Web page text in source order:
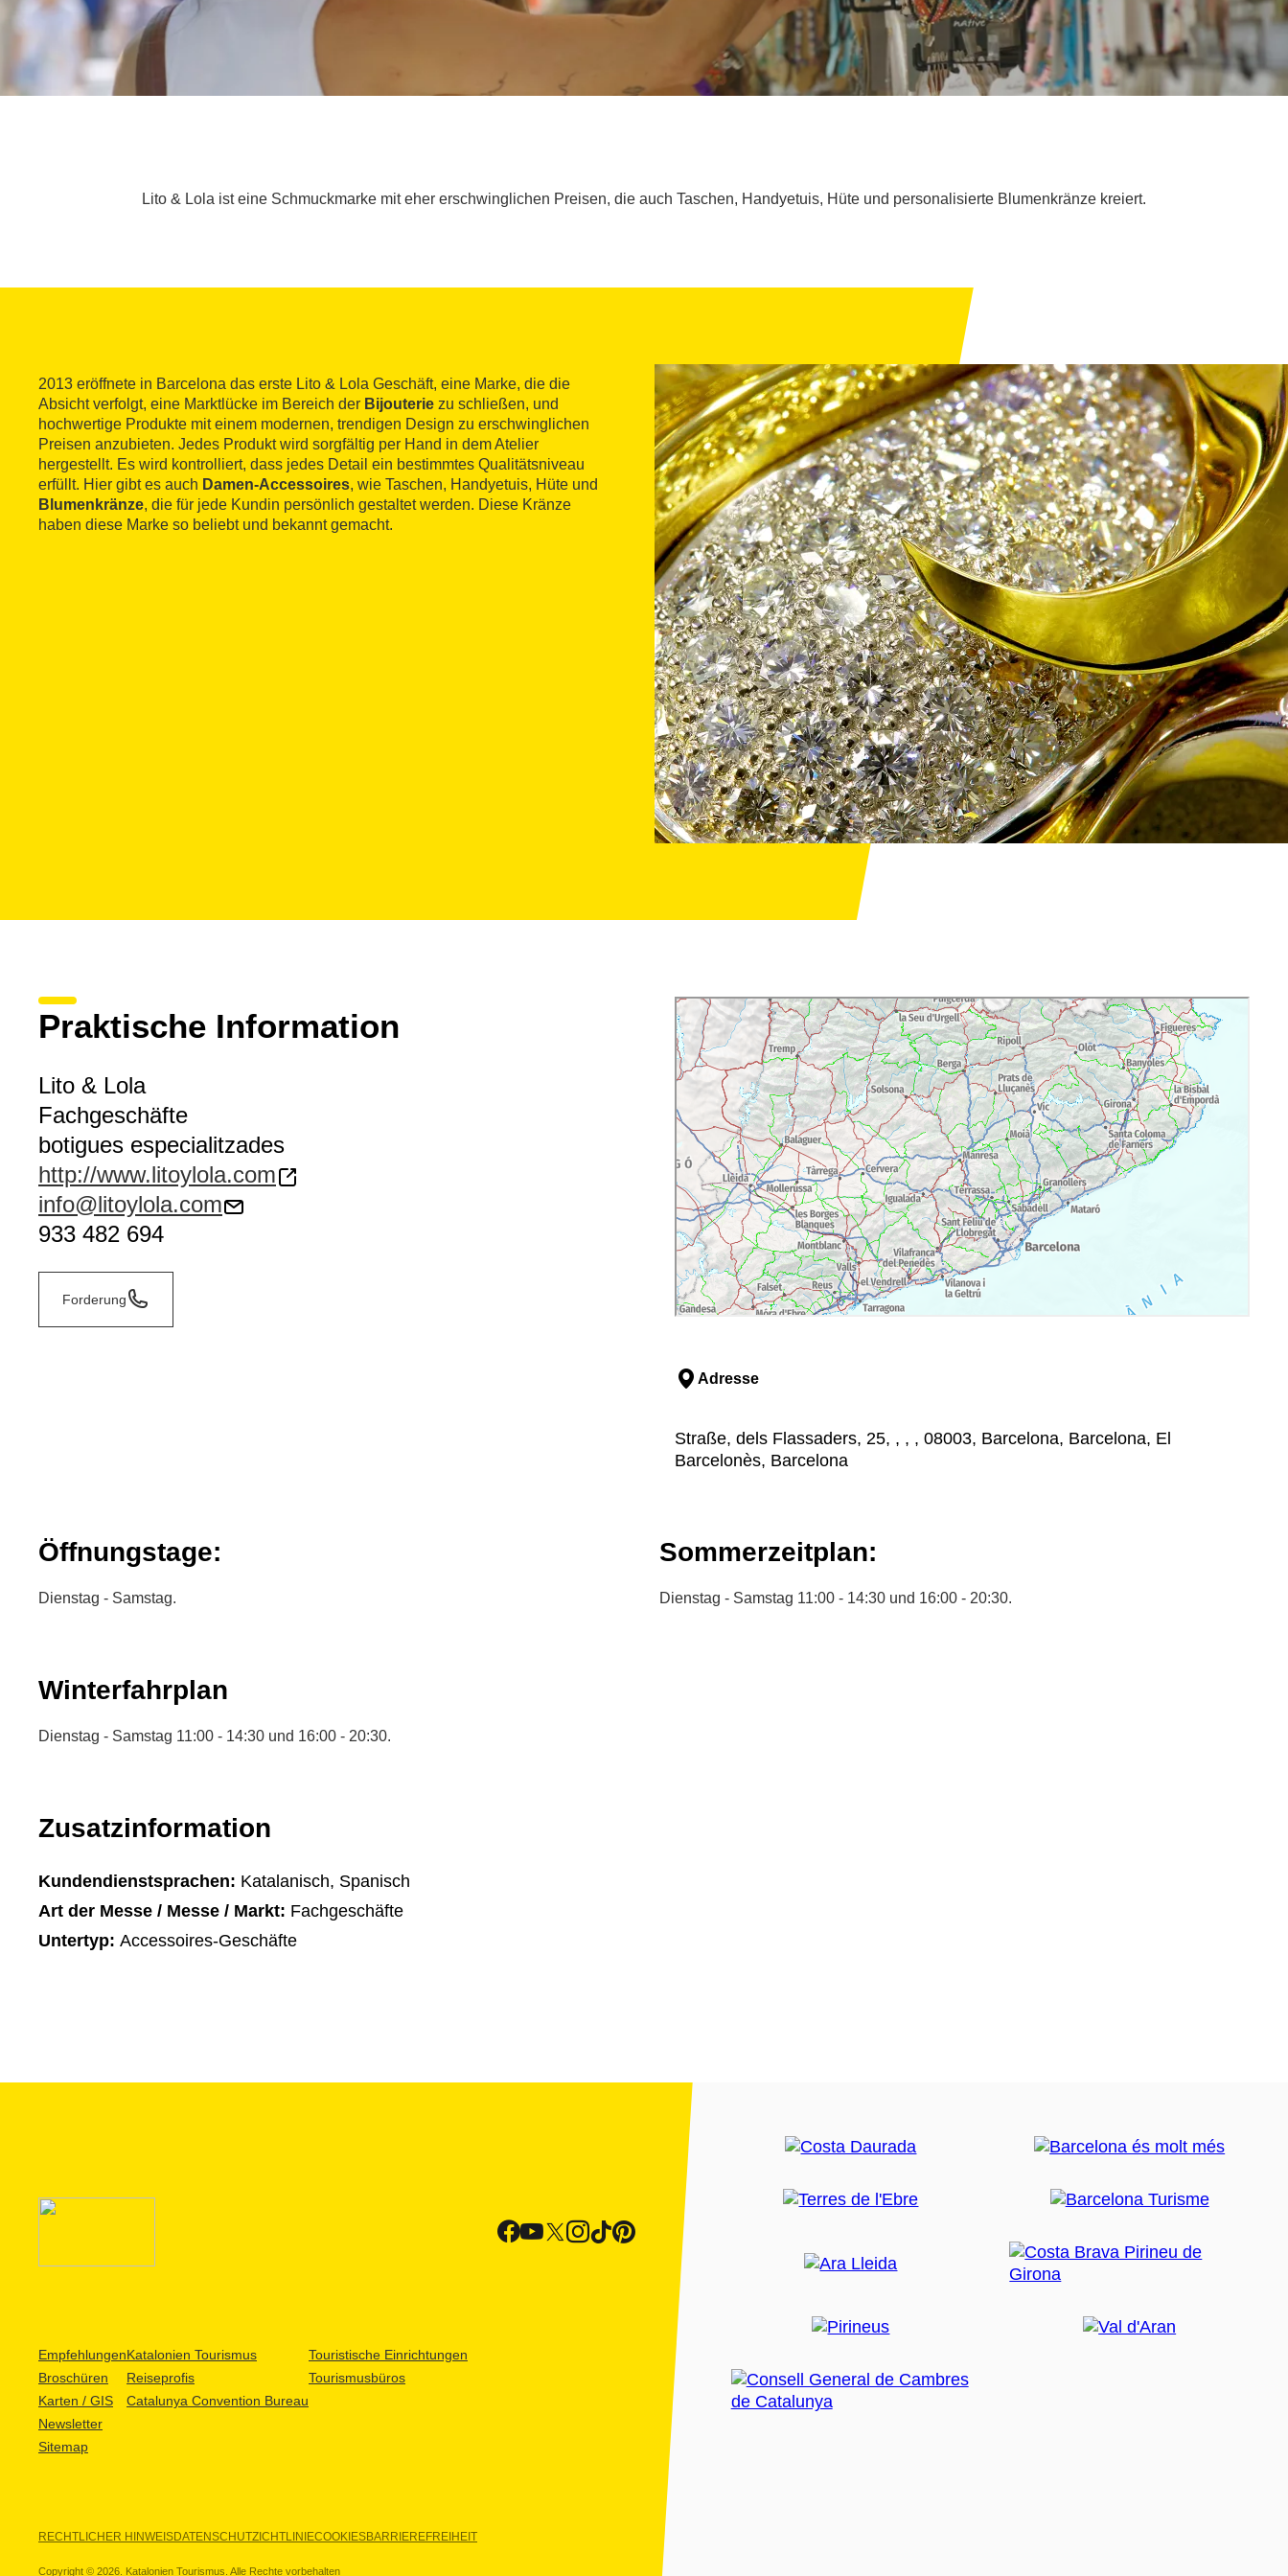
Lito & Lola ist eine Schmuckmarke mit eher erschwinglichen Preisen, die auch Taschen, Handyetuis, Hüte und personalisierte Blumenkränze kreiert.
2013 eröffnete in Barcelona das erste Lito & Lola Geschäft, eine Marke, die die
Absicht verfolgt, eine Marktlücke im Bereich der Bijouterie zu schließen, und
hochwertige Produkte mit einem modernen, trendigen Design zu erschwinglichen
Preisen anzubieten. Jedes Produkt wird sorgfältig per Hand in dem Atelier
hergestellt. Es wird kontrolliert, dass jedes Detail ein bestimmtes Qualitätsniveau
erfüllt. Hier gibt es auch Damen-Accessoires, wie Taschen, Handyetuis, Hüte und
Blumenkränze, die für jede Kundin persönlich gestaltet werden. Diese Kränze
haben diese Marke so beliebt und bekannt gemacht.
Praktische Information
Lito & Lola
Fachgeschäfte
botigues especialitzades
http://www.litoylola.com
info@litoylola.com
933 482 694
Forderung
Adresse
Straße, dels Flassaders, 25, , , , 08003, Barcelona, Barcelona, El
Barcelonès, Barcelona
Öffnungstage:
Dienstag - Samstag.
Sommerzeitplan:
Dienstag - Samstag 11:00 - 14:30 und 16:00 - 20:30.
Winterfahrplan
Dienstag - Samstag 11:00 - 14:30 und 16:00 - 20:30.
Zusatzinformation
Kundendienstsprachen: Katalanisch, Spanisch
Art der Messe / Messe / Markt: Fachgeschäfte
Untertyp: Accessoires-Geschäfte
Empfehlungen
Broschüren
Karten / GIS
Newsletter
Sitemap
Katalonien Tourismus
Reiseprofis
Catalunya Convention Bureau
Touristische Einrichtungen
Tourismusbüros
RECHTLICHER HINWEISDATENSCHUTZICHTLINIECOOKIESBARRIEREFREIHEIT
Copyright © 2026. Katalonien Tourismus. Alle Rechte vorbehalten